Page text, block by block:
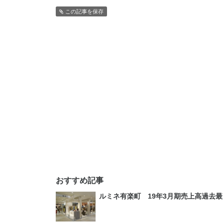
この記事を保存
おすすめ記事
ルミネ有楽町 19年3月期売上高過去